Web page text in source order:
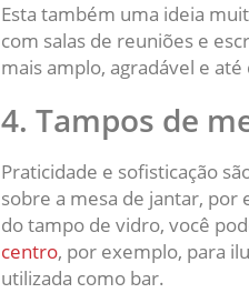
Esta também uma ideia
com salas de reuniões e
mais amplo, agradável e
4. Tampos de
Praticidade e sofisticação
sobre a mesa de jantar,
do tampo de vidro, você
centro, por exemplo, para
utilizada como bar.